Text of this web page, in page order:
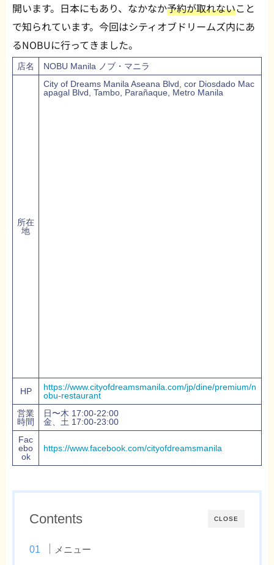
開います。日本にもあり、なかなか予約が取れないこと
で知られています。今回はシティオブドリームズ内にあ
るNOBUに行ってきました。
店名 NOBU Manila ノブ・マニラ
所在
地
City of Dreams Manila Aseana Blvd, cor Diosdado Mac
apagal Blvd, Tambo, Parañaque, Metro Manila
HP
https://www.cityofdreamsmanila.com/jp/dine/premium/n
obu-restaurant
営業
時間
日〜木 17:00-22:00
金、土 17:00-23:00
Fac
ebo
ok
https://www.facebook.com/cityofdreamsmanila
CLOSE
Contents
メニュー